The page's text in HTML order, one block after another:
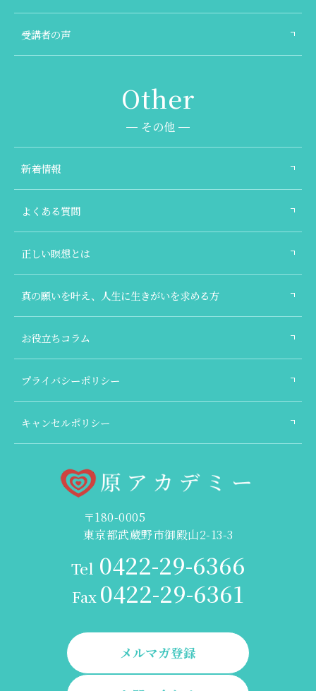
〒180-0005
東京都武蔵野市御殿山2-13-3
Tel 0422-29-6366
Fax 0422-29-6361
メルマガ登録
受講者の声
その他
新着情報
よくある質問
正しい瞑想とは
真の願いを叶え、人生に生きがいを求める方
お役立ちコラム
プライバシーポリシー
キャンセルポリシー